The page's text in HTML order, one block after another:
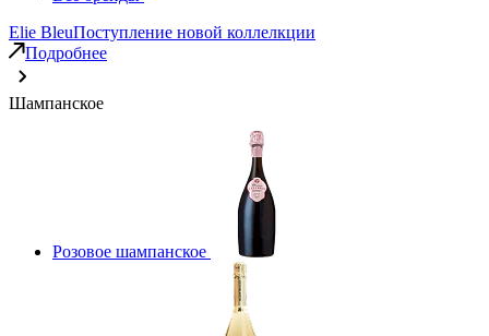
Elie BleuПоступление новой коллелкции
Подробнее
Шампанское
Розовое шампанское